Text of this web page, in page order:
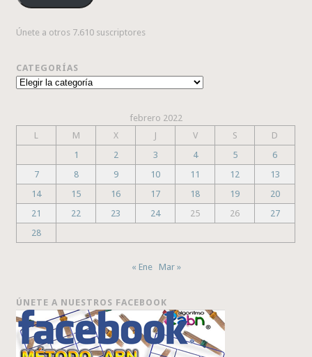
Únete a otros 7.610 suscriptores
CATEGORÍAS
Categorías
febrero 2022
L
M X J V S
D
1
2 3 4 5
6
7
8 9 10 11 12
13
14
15 16 17 18 19
20
21
22 23 24 25 26
27
28
« Ene Mar »
ÚNETE A NUESTROS FACEBOOK